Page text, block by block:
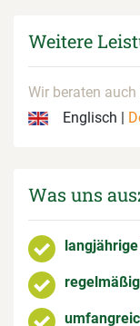
Weitere
Wir beraten auch
Englisch |
Was uns